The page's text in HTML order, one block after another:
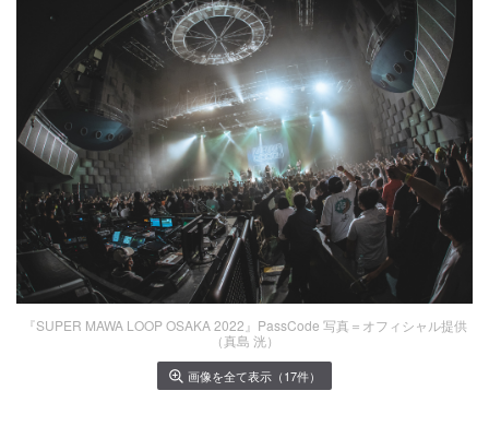
『SUPER MAWA LOOP OSAKA 2022』PassCode 写真＝オフィシャル提供
（真島 洸）
画像を全て表示（17件）